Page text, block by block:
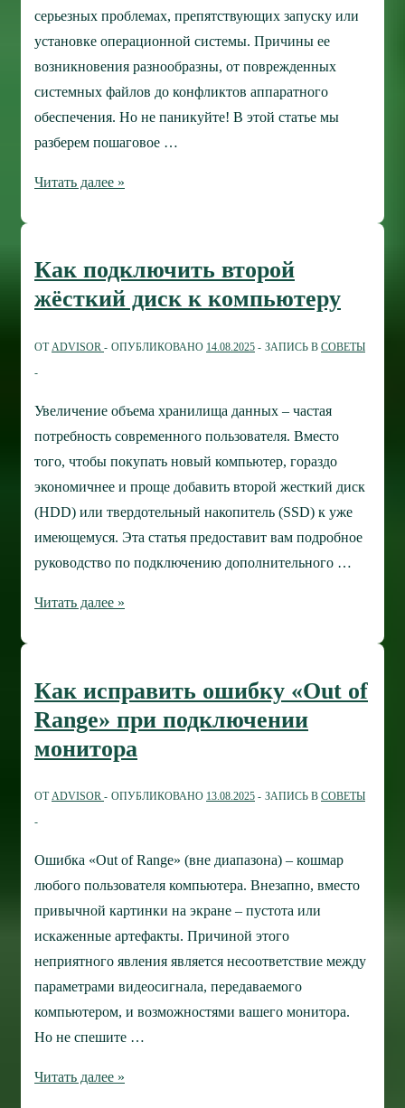
серьезных проблемах, препятствующих запуску или
установке операционной системы. Причины ее
возникновения разнообразны, от поврежденных
системных файлов до конфликтов аппаратного
обеспечения. Но не паникуйте! В этой статье мы
разберем пошаговое …
Ошибка
руководство
по
Читать далее »
Как подключить второй
жёсткий диск к компьютеру
ОТADVISOR ОПУБЛИКОВАНО 14.08.2025 ЗАПИСЬ В СОВЕТЫ
Увеличение объема хранилища данных – частая
потребность современного пользователя. Вместо
того, чтобы покупать новый компьютер, гораздо
экономичнее и проще добавить второй жесткий диск
(HDD) или твердотельный накопитель (SSD) к уже
имеющемуся. Эта статья предоставит вам подробное
руководство по подключению дополнительного …
Как
диск
к
компьютеру
Читать далее »
Как исправить ошибку «Out of
Range» при подключении
монитора
ОТADVISOR ОПУБЛИКОВАНО 13.08.2025 ЗАПИСЬ В СОВЕТЫ
Ошибка «Out of Range» (вне диапазона) – кошмар
любого пользователя компьютера. Внезапно, вместо
привычной картинки на экране – пустота или
искаженные артефакты. Причиной этого
неприятного явления является несоответствие между
параметрами видеосигнала, передаваемого
компьютером, и возможностями вашего монитора.
Но не спешите …
Как
Читать далее »